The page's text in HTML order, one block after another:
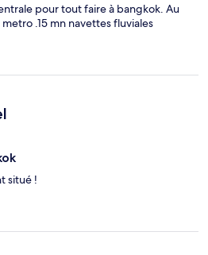
pour tout faire à bangkok. Au
.15 mn navettes fluviales
situé !